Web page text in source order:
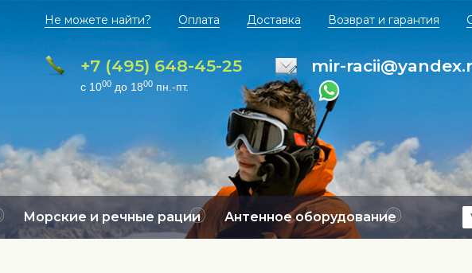
Не можете найти? Оплата Доставка Возврат и гарантия
+7 (495) 648-45-25
с 1000 до 1800 пн.-пт.
mir-
Морские и речные рации Антенное оборудование